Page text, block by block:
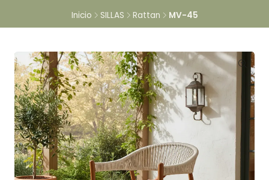
Inicio SILLAS Rattan MV-45